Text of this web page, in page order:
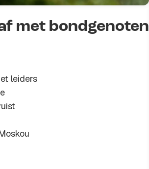
met bondgenoten
leiders